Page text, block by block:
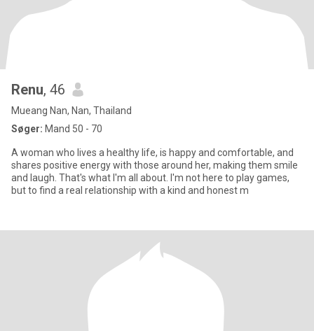
Renu, 46
Mueang Nan, Nan, Thailand
Søger: Mand 50 - 70
A woman who lives a healthy life, is happy and comfortable, and
shares positive energy with those around her, making them smile
and laugh. That's what I'm all about. I'm not here to play games,
but to find a real relationship with a kind and honest m